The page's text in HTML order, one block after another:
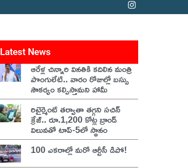
Latest News
ఆరేళ్ల చిన్నారి వినతికి కదిలిన మంత్రి
పొంగులేటి.. వారం రోజుల్లో బస్సు
సౌకర్యం కల్పిస్తామని హామీ
రిటైర్మెంట్ తర్వాతా తగ్గని సచిన్
క్రేజ్.. రూ.1,200 కోట్ల బ్రాండ్
విలువతో టాప్-5లో స్థానం
100 ఎకరాల్లో మరో ఆర్టీసీ డిపో!